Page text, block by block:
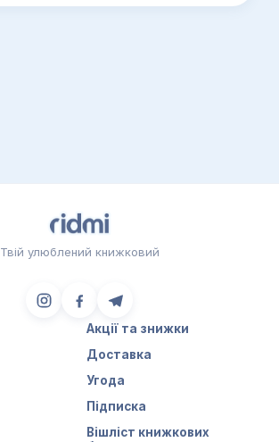
Твій улюблений книжковий
Акції та знижки
Доставка
Угода
Підписка
Вішліст книжкових